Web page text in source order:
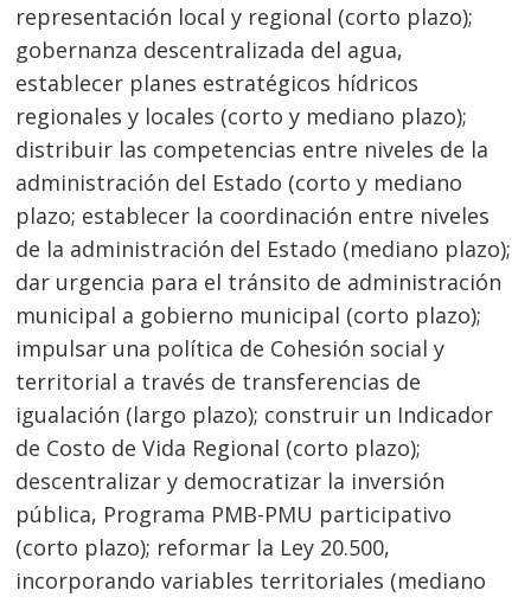
representación local y regional (corto plazo);
gobernanza descentralizada del agua,
establecer planes estratégicos hídricos
regionales y locales (corto y mediano plazo);
distribuir las competencias entre niveles de la
administración del Estado (corto y mediano
plazo; establecer la coordinación entre niveles
de la administración del Estado (mediano plazo);
dar urgencia para el tránsito de administración
municipal a gobierno municipal (corto plazo);
impulsar una política de Cohesión social y
territorial a través de transferencias de
igualación (largo plazo); construir un Indicador
de Costo de Vida Regional (corto plazo);
descentralizar y democratizar la inversión
pública, Programa PMB-PMU participativo
(corto plazo); reformar la Ley 20.500,
incorporando variables territoriales (mediano